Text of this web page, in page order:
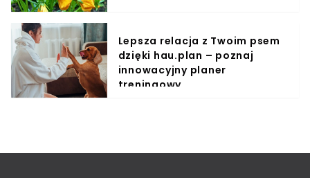
Lepsza relacja z Twoim psem
dzięki hau.plan – poznaj
innowacyjny planer
treningowy